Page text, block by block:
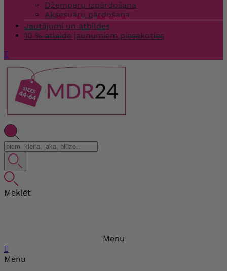
Džemperu izpārdošana
Aksesuāru pārdošana
Jautājumi un atbildes
10 % atlaide jaunumiem piesakoties

Meklēt
Menu

Menu